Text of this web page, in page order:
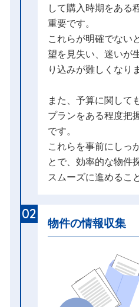
して購入時期をある
重要です。
これらが明確でない
望を見失い、迷いが
り込みが難しくなり
また、予算に関して
プランをある程度把
です。
これらを事前にしっ
とで、効率的な物件
スムーズに進めるこ
02
物件の情報収集